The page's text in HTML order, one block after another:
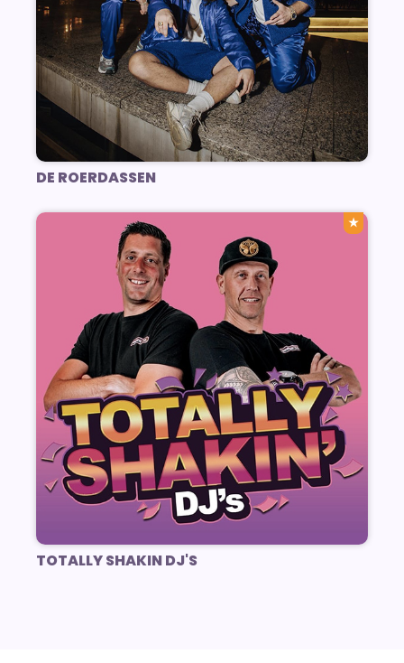
DE ROERDASSEN
★
TOTALLY SHAKIN DJ'S